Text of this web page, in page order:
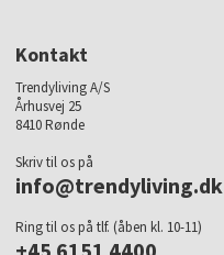
Kontakt
Trendyliving A/S
Århusvej 25
8410 Rønde
Skriv til os på
info@trendyliving.dk
Ring til os på tlf. (åben kl. 10-11)